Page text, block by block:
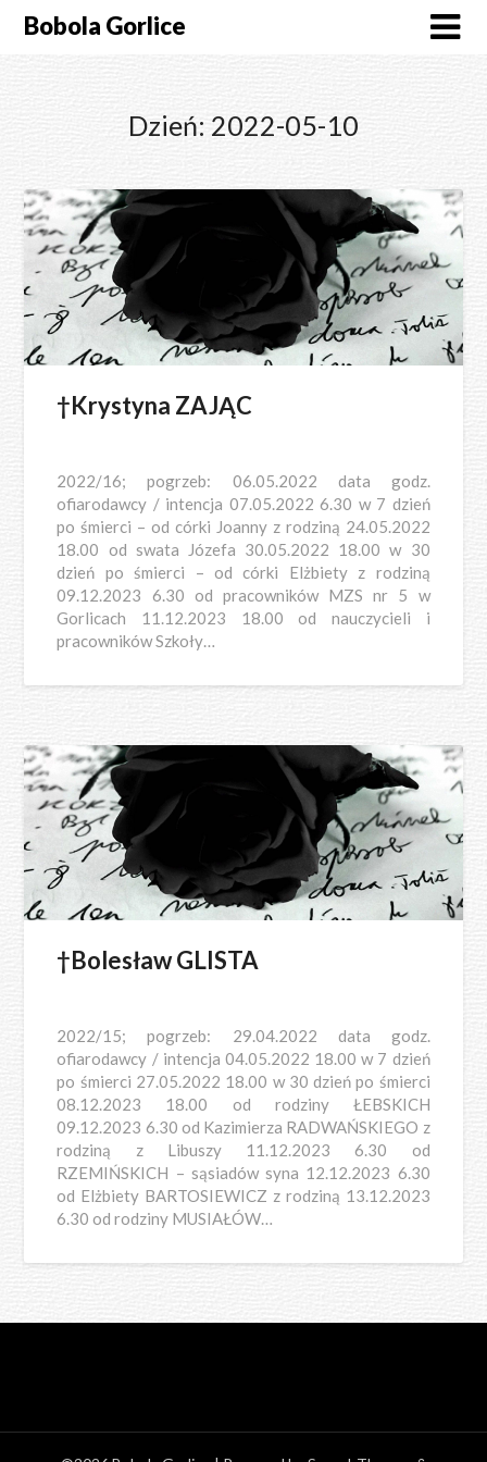
SkipBobola Gorlice
Dzień: 2022-05-10
†Krystyna ZAJĄC
2022/16; pogrzeb: 06.05.2022 data godz.
ofiarodawcy / intencja 07.05.2022 6.30 w 7 dzień
po śmierci – od córki Joanny z rodziną 24.05.2022
18.00 od swata Józefa 30.05.2022 18.00 w 30
dzień po śmierci – od córki Elżbiety z rodziną
09.12.2023 6.30 od pracowników MZS nr 5 w
Gorlicach 11.12.2023 18.00 od nauczycieli i
pracowników Szkoły…
†Bolesław GLISTA
2022/15; pogrzeb: 29.04.2022 data godz.
ofiarodawcy / intencja 04.05.2022 18.00 w 7 dzień
po śmierci 27.05.2022 18.00 w 30 dzień po śmierci
08.12.2023 18.00 od rodziny ŁEBSKICH
09.12.2023 6.30 od Kazimierza RADWAŃSKIEGO z
rodziną z Libuszy 11.12.2023 6.30 od
RZEMIŃSKICH – sąsiadów syna 12.12.2023 6.30
od Elżbiety BARTOSIEWICZ z rodziną 13.12.2023
6.30 od rodziny MUSIAŁÓW…